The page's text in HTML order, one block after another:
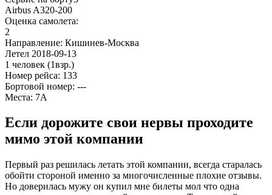
Airbus A320-200
Оценка самолета:
2
Направление: Кишинев-Москва
Летел 2018-09-13
1 человек (1взр.)
Номер рейса: 133
Бортовой номер: ---
Места: 7А
Если дорожите свои нервы проходите
мимо этой компании
Первый раз решилась летать этой компании, всегда старалась
обойти стороной именно за многочисленные плохие отзывы.
Но доверилась мужу он купил мне билеты мол что одна